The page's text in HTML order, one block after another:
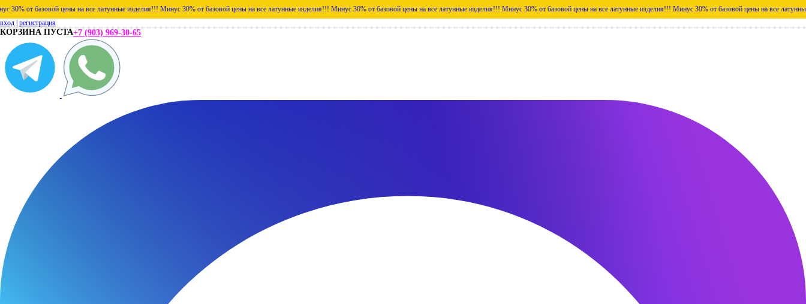
цены на все латунные изделия!!! Минус 30% от базовой цены на все латунные изделия!!! Минус 30% от базовой цены на все латунные изделия!!! Минус 30% от базовой цены на все латунные изделия!!! Минус 30% от базовой цены на все латунные изделия!!!
вход регистрация
КОРЗИНА ПУСТА+7 (903) 969-30-65